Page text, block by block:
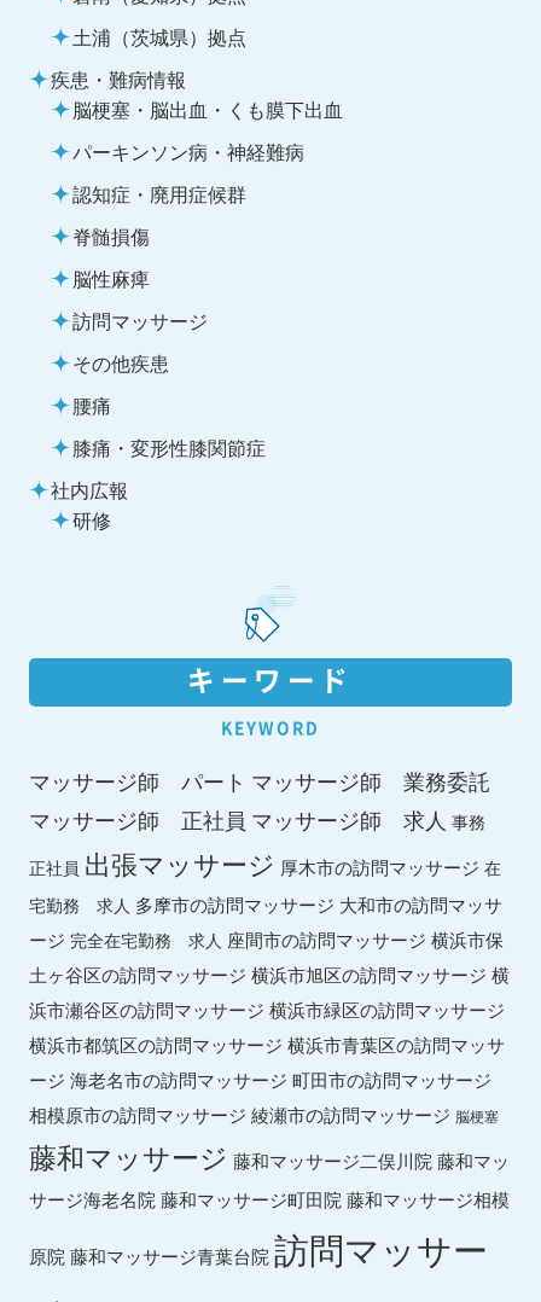
土浦（茨城県）拠点
疾患・難病情報
脳梗塞・脳出血・くも膜下出血
パーキンソン病・神経難病
認知症・廃用症候群
脊髄損傷
脳性麻痺
訪問マッサージ
その他疾患
腰痛
膝痛・変形性膝関節症
社内広報
研修
キーワード
KEYWORD
マッサージ師 パート マッサージ師 業務委託
マッサージ師 正社員 マッサージ師 求人 事務
正社員 出張マッサージ 厚木市の訪問マッサージ 在
宅勤務 求人 多摩市の訪問マッサージ 大和市の訪問マッサ
ージ 完全在宅勤務 求人 座間市の訪問マッサージ 横浜市保
土ヶ谷区の訪問マッサージ 横浜市旭区の訪問マッサージ 横
浜市瀬谷区の訪問マッサージ 横浜市緑区の訪問マッサージ
横浜市都筑区の訪問マッサージ 横浜市青葉区の訪問マッサ
ージ 海老名市の訪問マッサージ 町田市の訪問マッサージ
相模原市の訪問マッサージ 綾瀬市の訪問マッサージ 脳梗塞
藤和マッサージ 藤和マッサージ二俣川院 藤和マッ
サージ海老名院 藤和マッサージ町田院 藤和マッサージ相模
原院 藤和マッサージ青葉台院 訪問マッサー